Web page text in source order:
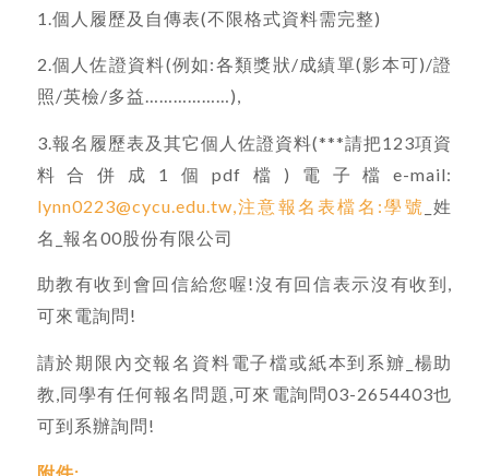
1.個人履歷及自傳表(不限格式資料需完整)
2.個人佐證資料(例如:各類獎狀/成績單(影本可)/證
照/英檢/多益………………),
3.報名履歷表及其它個人佐證資料(***請把123項資
料合併成1個pdf檔)電子檔e-mail:
lynn0223@cycu.edu.tw,注意報名表檔名:學號 _姓
名_報名00股份有限公司
助教有收到會回信給您喔!沒有回信表示沒有收到,
可來電詢問!
請於期限內交報名資料電子檔或紙本到系辧_楊助
教,同學有任何報名問題,可來電詢問03-2654403也
可到系辦詢問!
附件: